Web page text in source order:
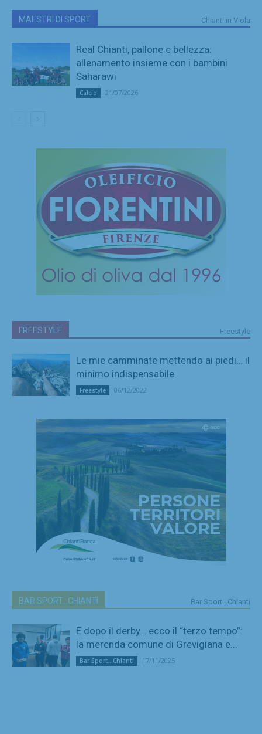
MAESTRI DI SPORT Chianti in Viola
Real Chianti, pallone e bellezza:
allenamento insieme con i bambini
Saharawi
Calcio 21/07/2026
FREESTYLE Freestyle
Le mie camminate mettendo ai piedi… il
minimo indispensabile
Freestyle 06/12/2022
BAR SPORT...CHIANTI Bar Sport...Chianti
E dopo il derby… ecco il “terzo tempo”:
la merenda comune di Grevigiana e...
Bar Sport...Chianti 17/11/2025